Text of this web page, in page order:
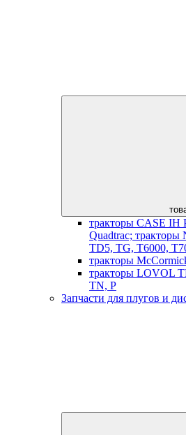
тракторы CASE IH
Quadtrac;
TD5, TG, T6000,
тракторы
тракторы LOVOL
TN, P
Запчасти для плугов и